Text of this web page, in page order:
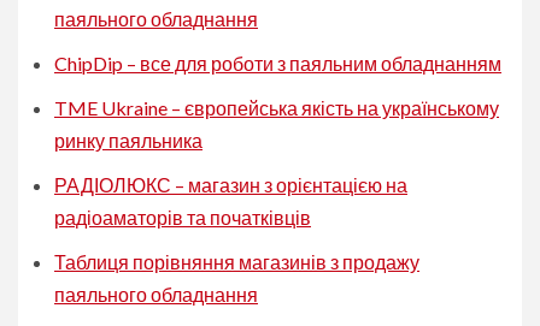
паяльного обладнання
ChipDip – все для роботи з паяльним обладнанням
TME Ukraine – європейська якість на українському
ринку паяльника
РАДІОЛЮКС – магазин з орієнтацією на
радіоаматорів та початківців
Таблиця порівняння магазинів з продажу
паяльного обладнання